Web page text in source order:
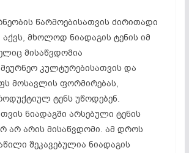
წარმოებისათვის ძირითადი
მხოლოდ ნიადაგის ტენის იმ
მისაწვდომია
კულტურებისათვის და
მოსავლის ფორმირებას,
ტენს უწოდებენ.
ნიადაგში არსებული ტენის
არ არის მისაწვდომი. ამ დროს
შეკავებულია ნიადაგის